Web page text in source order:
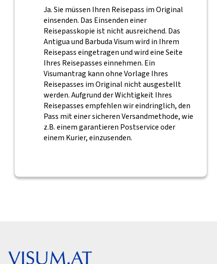
Ja. Sie müssen Ihren Reisepass im Original
einsenden. Das Einsenden einer
Reisepasskopie ist nicht ausreichend. Das
Antigua und Barbuda Visum wird in Ihrem
Reisepass eingetragen und wird eine Seite
Ihres Reisepasses einnehmen. Ein
Visumantrag kann ohne Vorlage Ihres
Reisepasses im Original nicht ausgestellt
werden. Aufgrund der Wichtigkeit Ihres
Reisepasses empfehlen wir eindringlich, den
Pass mit einer sicheren Versandmethode, wie
z.B. einem garantieren Postservice oder
einem Kurier, einzusenden.